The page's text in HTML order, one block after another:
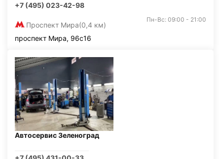
+7 (495) 023-42-98
Проспект Мира(0,4 км)
Пн-Вс: 09:00 - 21:00
проспект Мира, 96с16
Автосервис Зеленоград